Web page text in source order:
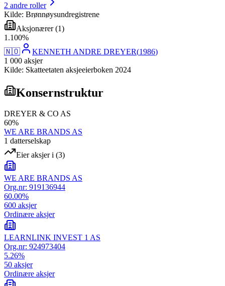
2 andre roller
Kilde: Brønnøysundregistrene
Aksjonærer(1)
1 .100%
🇳🇴
KENNETH ANDRE DREYER(1986)
1 000 aksjer
Kilde: Skatteetaten aksjeeierboken 2024
Konsernstruktur
DREYER & CO AS
60%
WE ARE BRANDS AS
1 datterselskap
Eier aksjer i (3)
WE ARE BRANDS AS
Org.nr: 919136944
60.00%
600 aksjer
Ordinære aksjer
LEARNLINK INVEST 1 AS
Org.nr: 924973404
5.26%
50 aksjer
Ordinære aksjer